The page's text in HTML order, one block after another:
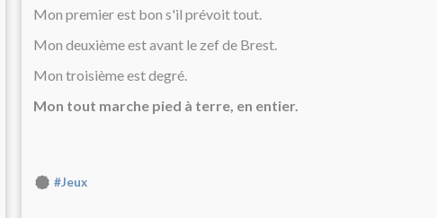
Mon premier est bon s'il prévoit tout.
Mon deuxième est avant le zef de Brest.
Mon troisième est degré.
Mon tout marche pied à terre, en entier.
#Jeux